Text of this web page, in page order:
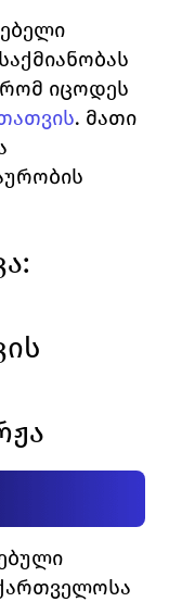
. მათი